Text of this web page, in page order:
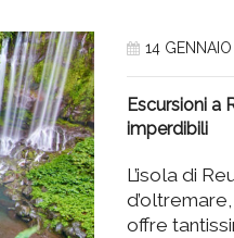
14
Escursioni a
imperdibili
L’isola di
offre